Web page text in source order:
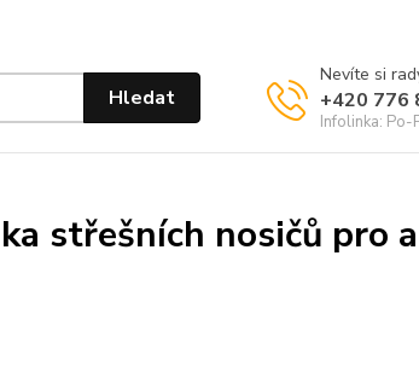
Hledat
Nevíte si
+420 776
Infolinka:
střešních nosičů pro